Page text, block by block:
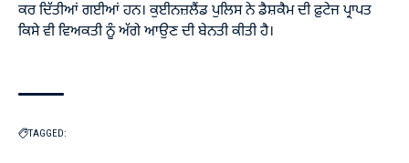
ਕਰ ਦਿੱਤੀਆਂ ਗਈਆਂ ਹਨ। ਕੁਈਨਜ਼ਲੈਂਡ ਪੁਲਿਸ ਨੇ ਡੈਸ਼ਕੈਮ ਦੀ ਫ਼ੁਟੇਜ ਪ੍ਰਾਪਤ
ਕਿਸੇ ਵੀ ਵਿਅਕਤੀ ਨੂੰ ਅੱਗੇ ਆਉਣ ਦੀ ਬੇਨਤੀ ਕੀਤੀ ਹੈ।
TAGGED: